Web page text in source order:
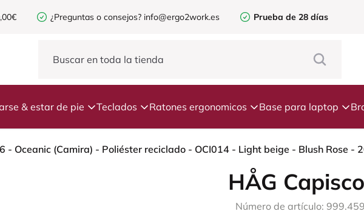
¿Preguntas o consejos? info@ergo2work.es Prueba de 28 días
& estar de pie Teclados Ratones ergonomicos Base para laptop
- Oceanic (Camira) - Poliéster reciclado - OCI014 - Light beige - Blush Rose -
HÅG
Número de artículo: